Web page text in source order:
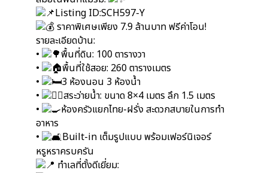
Listing ID:SCH597-Y
ราคาพิเศษเพียง 7.9 ล้านบาท ฟรีค่าโอน!
รายละเอียดบ้าน:
•
พื้นที่ดิน: 100 ตารางวา
•
พื้นที่ใช้สอย: 260 ตารางเมตร
•
3 ห้องนอน 3 ห้องน้ำ
•
สระว่ายน้ำ: ขนาด 8×4 เมตร ลึก 1.5 เมตร
•
ห้องครัวแยกไทย-ฝรั่ง สะดวกสบายในการทำ
อาหาร
•
Built-in เต็มรูปแบบ พร้อมเฟอร์นิเจอร์
หรูหราครบครัน
ทำเลที่ตั้งดีเยี่ยม: